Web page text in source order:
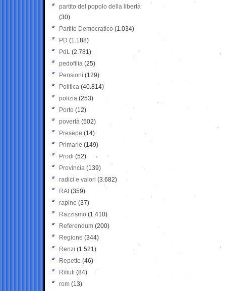
partito del popolo della libertà
(30)
Partito Democratico (1.034)
PD (1.188)
PdL (2.781)
pedofilia (25)
Pensioni (129)
Politica (40.814)
polizia (253)
Porto (12)
povertà (502)
Presepe (14)
Primarie (149)
Prodi (52)
Provincia (139)
radici e valori (3.682)
RAI (359)
rapine (37)
Razzismo (1.410)
Referendum (200)
Regione (344)
Renzi (1.521)
Repetto (46)
Rifiuti (84)
rom (13)